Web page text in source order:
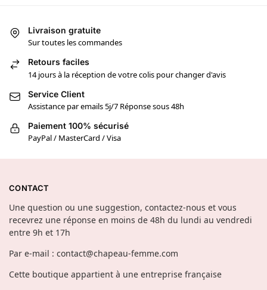
Livraison gratuite
Sur toutes les commandes
Retours faciles
14 jours à la réception de votre colis pour changer d'avis
Service Client
Assistance par emails 5j/7 Réponse sous 48h
Paiement 100% sécurisé
PayPal / MasterCard / Visa
CONTACT
Une question ou une suggestion, contactez-nous et vous
recevrez une réponse en moins de 48h du lundi au vendredi
entre 9h et 17h
Par e-mail : contact@chapeau-femme.com
Cette boutique appartient à une entreprise française